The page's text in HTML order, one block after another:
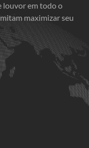
louvor em todo o
maximizar seu